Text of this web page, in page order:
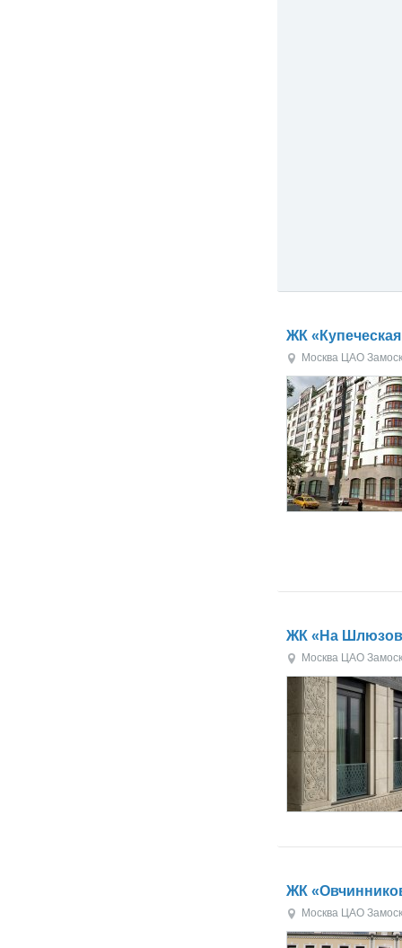
ЖК
Москва ЦАО
ЖК «На
Москва ЦАО
ЖК
Москва ЦАО